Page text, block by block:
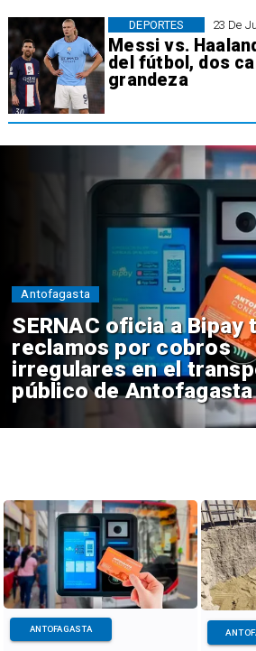
23 De
Messi vs.
del fútbol, dos
grandeza
DEPORTES
SERNAC oficia a Bipay
reclamos por cobros
irregulares en el
público de Antofagasta
Antofagasta
ANTOFAGASTA